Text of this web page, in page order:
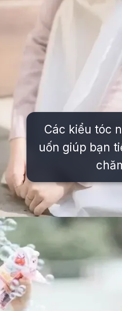
Các kiểu tóc
uốn giúp bạn
Đang mở